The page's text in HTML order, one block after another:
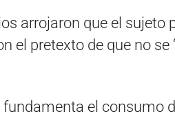
arrojaron que el sujeto
el pretexto de que no se
el consumo